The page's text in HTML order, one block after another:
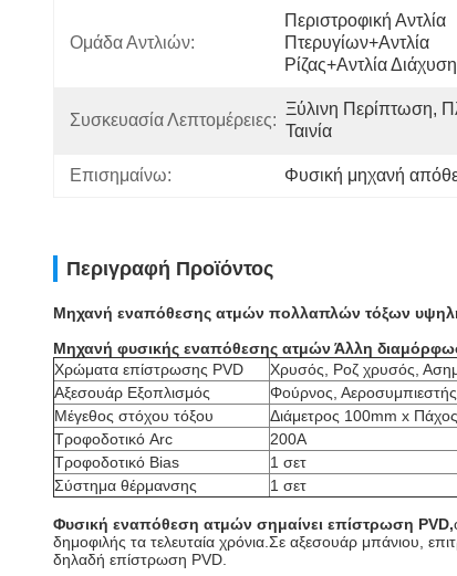
Ομάδα Αντλιών:
Περιστροφική Αντλία
Πτερυγίων+αντλία
Ρίζας+αντλία
Συσκευασία Λεπτομέρειες:
Ξύλινη Περίπτωση,
Ταινία
Επισημαίνω: Φυσική μηχανή
Περιγραφή Προϊόντος
Μηχανή εναπόθεσης ατμών πολλαπλών τόξων
Μηχανή φυσικής εναπόθεσης ατμών Άλλη
Χρώματα επίστρωσης PVD
Χρυσός, Ροζ χρυσός,
Αξεσουάρ Εξοπλισμός
Φούρνος,
Μέγεθος στόχου τόξου
Διάμετρος 100mm x
Τροφοδοτικό Arc
200Α
Τροφοδοτικό Bias
1 σετ
Σύστημα θέρμανσης
1 σετ
Φυσική εναπόθεση ατμών σημαίνει επίστρωση PVD,
δημοφιλής τα τελευταία χρόνια.Σε αξεσουάρ μπάνιου,
δηλαδή επίστρωση PVD.